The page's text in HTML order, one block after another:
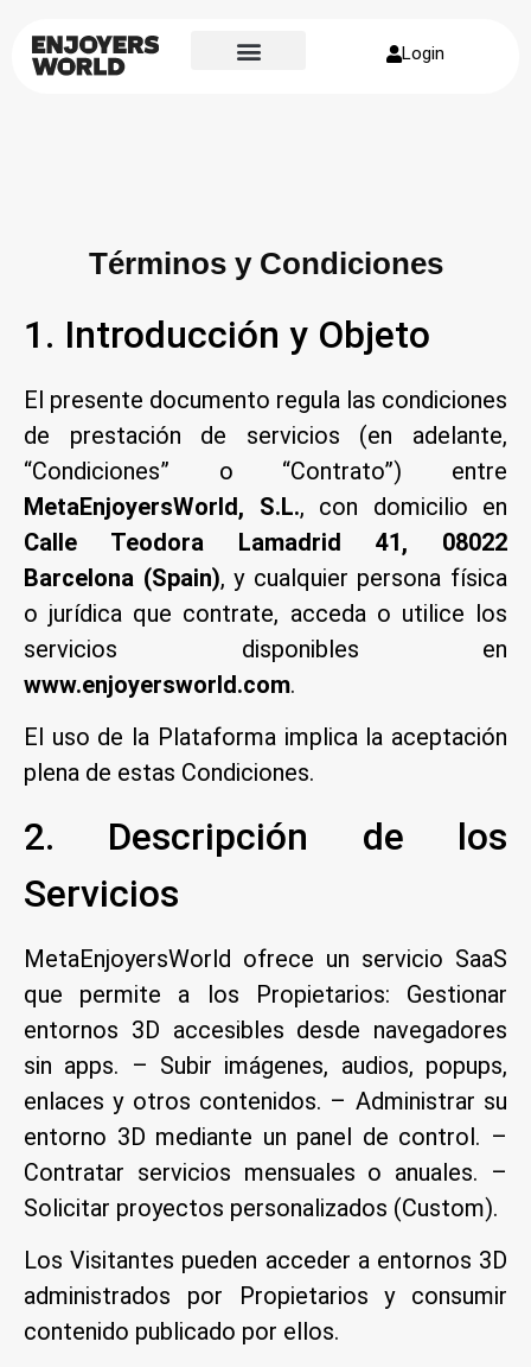
Login
Términos y Condiciones
1. Introducción y Objeto
El presente documento regula las condiciones
de prestación de servicios (en adelante,
“Condiciones” o “Contrato”) entre
MetaEnjoyersWorld, S.L., con domicilio en
Calle Teodora Lamadrid 41, 08022
Barcelona (Spain), y cualquier persona física
o jurídica que contrate, acceda o utilice los
servicios disponibles en
www.enjoyersworld.com.
El uso de la Plataforma implica la aceptación
plena de estas Condiciones.
2. Descripción de los
Servicios
MetaEnjoyersWorld ofrece un servicio SaaS
que permite a los Propietarios: Gestionar
entornos 3D accesibles desde navegadores
sin apps. – Subir imágenes, audios, popups,
enlaces y otros contenidos. – Administrar su
entorno 3D mediante un panel de control. –
Contratar servicios mensuales o anuales. –
Solicitar proyectos personalizados (Custom).
Los Visitantes pueden acceder a entornos 3D
administrados por Propietarios y consumir
contenido publicado por ellos.